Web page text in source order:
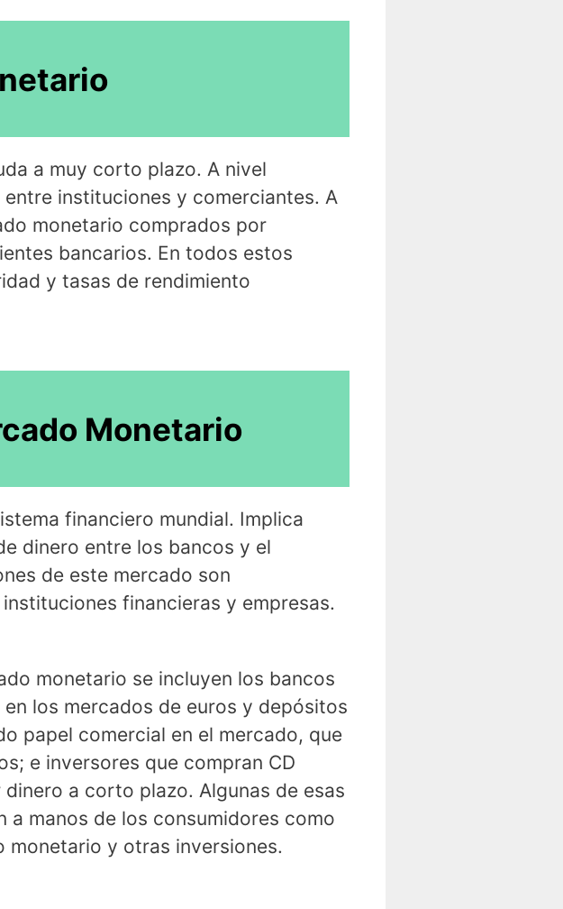
a muy corto plazo. A nivel
instituciones y comerciantes. A
monetario comprados por
bancarios. En todos estos
y tasas de rendimiento
Monetario
financiero mundial. Implica
dinero entre los bancos y el
de este mercado son
financieras y empresas.
monetario se incluyen los bancos
los mercados de euros y depósitos
papel comercial en el mercado, que
e inversores que compran CD
a corto plazo. Algunas de esas
manos de los consumidores como
y otras inversiones.